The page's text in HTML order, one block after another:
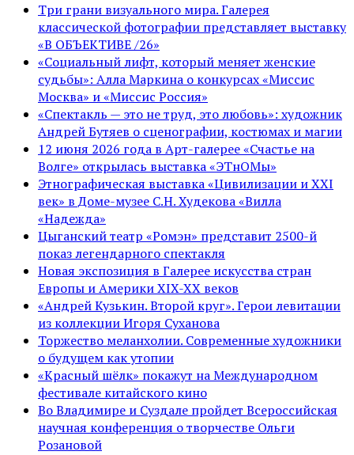
Три грани визуального мира. Галерея
классической фотографии представляет выставку
«В ОБЪЕКТИВЕ /26»
«Социальный лифт, который меняет женские
судьбы»: Алла Маркина о конкурсах «Миссис
Москва» и «Миссис Россия»
«Спектакль — это не труд, это любовь»: художник
Андрей Бутяев о сценографии, костюмах и магии
12 июня 2026 года в Арт-галерее «Счастье на
Волге» открылась выставка «ЭТнОМы»
Этнографическая выставка «Цивилизации и ХХI
век» в Доме-музее С.Н. Худекова «Вилла
«Надежда»
Цыганский театр «Ромэн» представит 2500-й
показ легендарного спектакля
Новая экспозиция в Галерее искусства стран
Европы и Америки XIX-XX веков
«Андрей Кузькин. Второй круг». Герои левитации
из коллекции Игоря Суханова
Торжество меланхолии. Современные художники
о будущем как утопии
«Красный шёлк» покажут на Международном
фестивале китайского кино
Во Владимире и Суздале пройдет Всероссийская
научная конференция о творчестве Ольги
Розановой